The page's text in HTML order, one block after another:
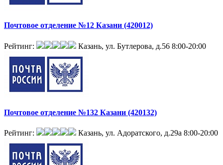
Почтовое отделение №12 Казани (420012)
Рейтинг: Казань, ул. Бутлерова, д.56 8:00-20:00
Почтовое отделение №132 Казани (420132)
Рейтинг: Казань, ул. Адоратского, д.29а 8:00-20:00